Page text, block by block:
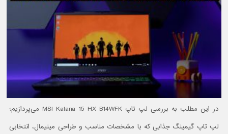
در این مطلب به بررسی لپ تاپ MSI Katana 15 HX B14WFK می‌پردازیم؛
لپ تاپ گیمینگ جذابی که با مشخصات مناسب و طراحی مینیمال، انتخابی